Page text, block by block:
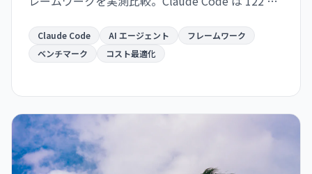
は $0.073 で 2.7 倍安いが遅い。成功率は接近。速
度か価格か、用途で選別が必須。
Claude Code AI エージェント
フレームワーク
ベンチマーク
コスト最適化